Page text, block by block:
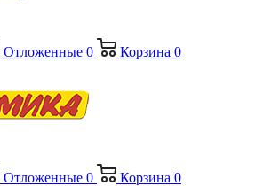
Отложенные 0 Корзина 0
Отложенные 0 Корзина 0